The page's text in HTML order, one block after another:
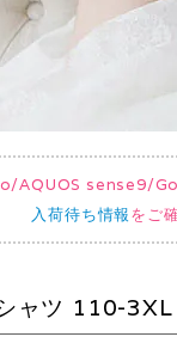
AQUOS sense9/
入荷待ち情報をご
ャツ 110-